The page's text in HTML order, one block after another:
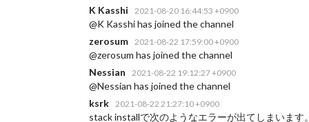
K Kasshi
2021-08-20 16:44:53 +0900
@K Kasshi has joined the channel
zerosum
2021-08-22 17:59:00 +0900
@zerosum has joined the channel
Nessian
2021-08-22 19:12:27 +0900
@Nessian has joined the channel
ksrk
2021-08-22 21:27:10 +0900
stack installで次のようなエラーが出てしまいます